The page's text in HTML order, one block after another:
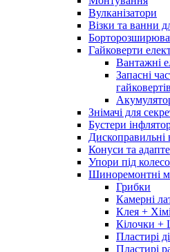
Вулканізатори
Візки та ванни
Гайковерти
Вантажні
Запасні
гайковертів
Знімачі для
Бустери
Дископравильні
Конуси та
Упори під колесо
Шиноремонтні
Грибки
Камерні
Клея +
Кілочки +
Пластирі
Пластирі